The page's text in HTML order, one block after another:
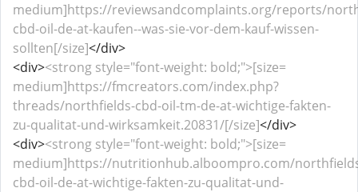
medium]https://reviewsandcomplaints.org/reports/
cbd-oil-de-at-kaufen--was-sie-vor-dem-kauf-wissen-
sollten[/size]</div>
<div><strong style="font-weight: bold;">[size=
medium]https://fmcreators.com/index.php?
threads/northfields-cbd-oil-tm-de-at-wichtige-fakten-
zu-qualitat-und-wirksamkeit.20831/[/size]</div>
<div><strong style="font-weight: bold;">[size=
medium]https://nutritionhub.alboompro.com/
cbd-oil-de-at-wichtige-fakten-zu-qualitat-und-